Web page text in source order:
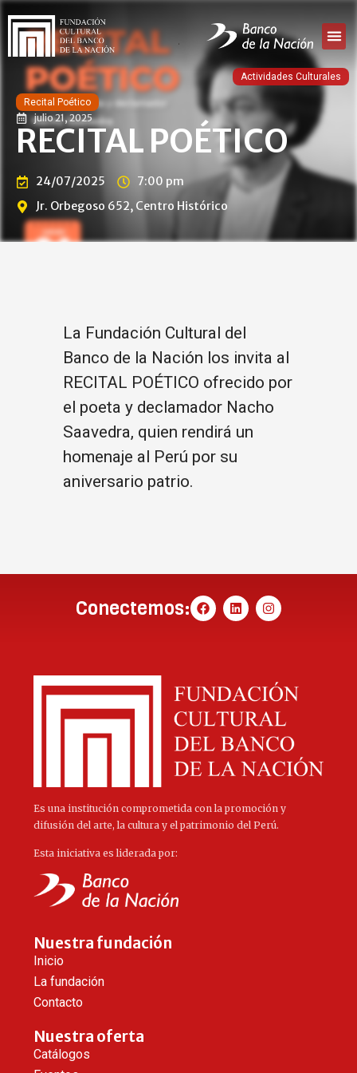
Actividades Culturales
Recital Poético
julio 21, 2025
RECITAL POÉTICO
24/07/2025
7:00 pm
Jr. Orbegoso 652, Centro Histórico
La Fundación Cultural del
Banco de la Nación los invita al
RECITAL POÉTICO ofrecido por
el poeta y declamador Nacho
Saavedra, quien rendirá un
homenaje al Perú por su
aniversario patrio.
Conectemos:
Es una institución comprometida con la promoción y
difusión del arte, la cultura y el patrimonio del Perú.
Esta iniciativa es liderada por:
Nuestra fundación
Inicio
La fundación
Contacto
Nuestra oferta
Catálogos